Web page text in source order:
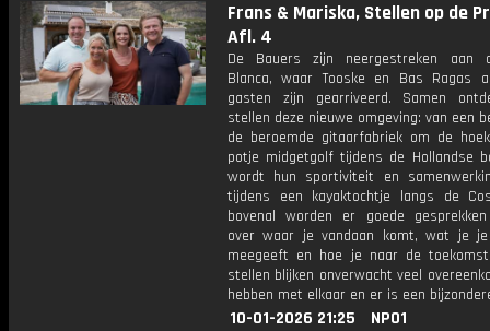
Frans & Mariska, Stellen op de
Afl. 4
De Bauers zijn neergestreken aan
Blanca, waar Tooske en Bas Ragas
gasten zijn gearriveerd. Samen
stellen deze nieuwe omgeving: van een
de beroemde gitaarfabriek om de
potje midgetgolf tijdens de Hollandse
wordt hun sportiviteit en
tijdens een kayaktochtje langs de
bovenal worden er goede
over waar je vandaan komt, wat je je
meegeeft en hoe je naar de
stellen blijken onverwacht veel
hebben met elkaar en er is een
10-01-2026 21:25
NPO1